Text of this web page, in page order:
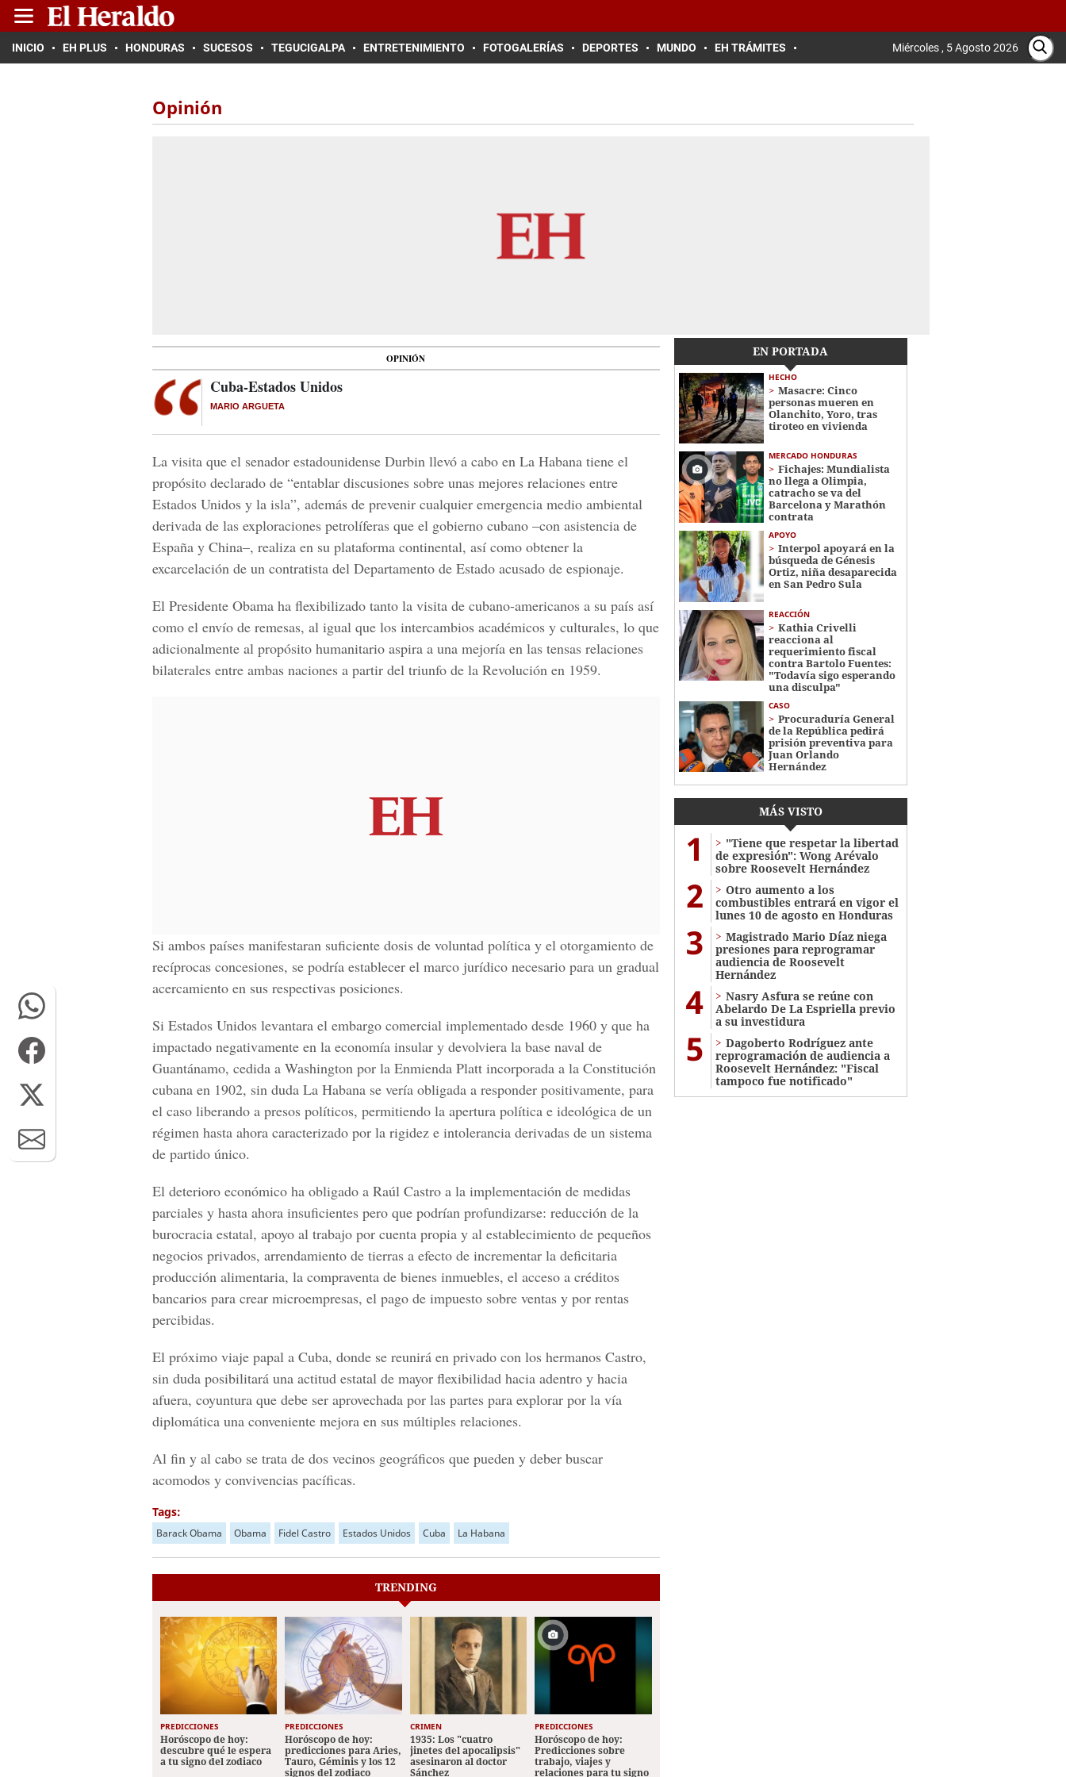
INICIO EH PLUS HONDURAS SUCESOS TEGUCIGALPA ENTRETENIMIENTO FOTOGALERÍAS DEPORTES MUNDO EH TRÁMITES Miércoles , 5 Agosto 2026
Opinión
OPINIÓN
Cuba-Estados Unidos
MARIO ARGUETA
La visita que el senador estadounidense Durbin llevó a cabo en La Habana tiene el
propósito declarado de “entablar discusiones sobre unas mejores relaciones entre
Estados Unidos y la isla”, además de prevenir cualquier emergencia medio ambiental
derivada de las exploraciones petrolíferas que el gobierno cubano –con asistencia de
España y China–, realiza en su plataforma continental, así como obtener la
excarcelación de un contratista del Departamento de Estado acusado de espionaje.
El Presidente Obama ha flexibilizado tanto la visita de cubano-americanos a su país así
como el envío de remesas, al igual que los intercambios académicos y culturales, lo que
adicionalmente al propósito humanitario aspira a una mejoría en las tensas relaciones
bilaterales entre ambas naciones a partir del triunfo de la Revolución en 1959.
Si ambos países manifestaran suficiente dosis de voluntad política y el otorgamiento de
recíprocas concesiones, se podría establecer el marco jurídico necesario para un gradual
acercamiento en sus respectivas posiciones.
Si Estados Unidos levantara el embargo comercial implementado desde 1960 y que ha
impactado negativamente en la economía insular y devolviera la base naval de
Guantánamo, cedida a Washington por la Enmienda Platt incorporada a la Constitución
cubana en 1902, sin duda La Habana se vería obligada a responder positivamente, para
el caso liberando a presos políticos, permitiendo la apertura política e ideológica de un
régimen hasta ahora caracterizado por la rigidez e intolerancia derivadas de un sistema
de partido único.
El deterioro económico ha obligado a Raúl Castro a la implementación de medidas
parciales y hasta ahora insuficientes pero que podrían profundizarse: reducción de la
burocracia estatal, apoyo al trabajo por cuenta propia y al establecimiento de pequeños
negocios privados, arrendamiento de tierras a efecto de incrementar la deficitaria
producción alimentaria, la compraventa de bienes inmuebles, el acceso a créditos
bancarios para crear microempresas, el pago de impuesto sobre ventas y por rentas
percibidas.
El próximo viaje papal a Cuba, donde se reunirá en privado con los hermanos Castro,
sin duda posibilitará una actitud estatal de mayor flexibilidad hacia adentro y hacia
afuera, coyuntura que debe ser aprovechada por las partes para explorar por la vía
diplomática una conveniente mejora en sus múltiples relaciones.
Al fin y al cabo se trata de dos vecinos geográficos que pueden y deber buscar
acomodos y convivencias pacíficas.
Tags:
Barack Obama Obama Fidel Castro Estados Unidos Cuba La Habana
EN PORTADA
HECHO
Masacre: Cinco
personas mueren en
Olanchito, Yoro, tras
tiroteo en vivienda
MERCADO HONDURAS
Fichajes: Mundialista
no llega a Olimpia,
catracho se va del
Barcelona y Marathón
contrata
APOYO
Interpol apoyará en la
búsqueda de Génesis
Ortiz, niña desaparecida
en San Pedro Sula
REACCIÓN
Kathia Crivelli
reacciona al
requerimiento fiscal
contra Bartolo Fuentes:
"Todavía sigo esperando
una disculpa"
CASO
Procuraduría General
de la República pedirá
prisión preventiva para
Juan Orlando
Hernández
MÁS VISTO
1
"Tiene que respetar la libertad
de expresión": Wong Arévalo
sobre Roosevelt Hernández
2
Otro aumento a los
combustibles entrará en vigor el
lunes 10 de agosto en Honduras
3
Magistrado Mario Díaz niega
presiones para reprogramar
audiencia de Roosevelt
Hernández
4
Nasry Asfura se reúne con
Abelardo De La Espriella previo
a su investidura
5
Dagoberto Rodríguez ante
reprogramación de audiencia a
Roosevelt Hernández: "Fiscal
tampoco fue notificado"
TRENDING
PREDICCIONES
Horóscopo de hoy:
descubre qué le espera
a tu signo del zodiaco
PREDICCIONES
Horóscopo de hoy:
predicciones para Aries,
Tauro, Géminis y los 12
signos del zodiaco
CRIMEN
1935: Los "cuatro
jinetes del apocalipsis"
asesinaron al doctor
Sánchez
PREDICCIONES
Horóscopo de hoy:
Predicciones sobre
trabajo, viajes y
relaciones para tu signo